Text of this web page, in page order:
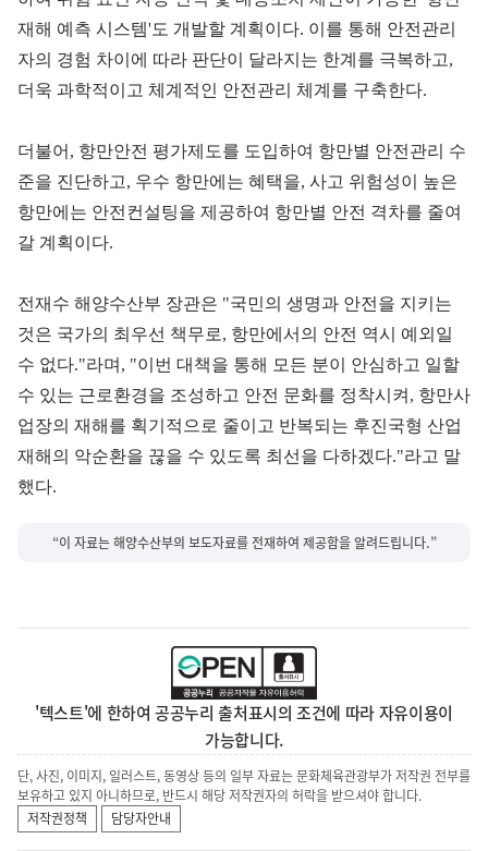
재해 예측 시스템'도 개발할 계획이다. 이를 통해 안전관리
자의 경험 차이에 따라 판단이 달라지는 한계를 극복하고,
더욱 과학적이고 체계적인 안전관리 체계를 구축한다.
더불어, 항만안전 평가제도를 도입하여 항만별 안전관리 수
준을 진단하고, 우수 항만에는 혜택을, 사고 위험성이 높은
항만에는 안전컨설팅을 제공하여 항만별 안전 격차를 줄여
갈 계획이다.
전재수 해양수산부 장관은 "국민의 생명과 안전을 지키는
것은 국가의 최우선 책무로, 항만에서의 안전 역시 예외일
수 없다."라며, "이번 대책을 통해 모든 분이 안심하고 일할
수 있는 근로환경을 조성하고 안전 문화를 정착시켜, 항만사
업장의 재해를 획기적으로 줄이고 반복되는 후진국형 산업
재해의 악순환을 끊을 수 있도록 최선을 다하겠다."라고 말
했다.
“이 자료는 해양수산부의 보도자료를 전재하여 제공함을 알려드립니다.”
'텍스트'에 한하여 공공누리 출처표시의 조건에 따라 자유이용이
가능합니다.
단, 사진, 이미지, 일러스트, 동영상 등의 일부 자료는 문화체육관광부가 저작권 전부를
보유하고 있지 아니하므로, 반드시 해당 저작권자의 허락을 받으셔야 합니다.
저작권정책
담당자안내